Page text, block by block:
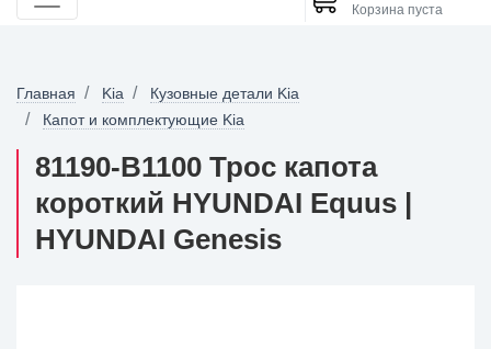
Корзина пуста
Главная Kia
Кузовные детали Kia
Капот и комплектующие Kia
81190-B1100 Трос капота
короткий HYUNDAI Equus |
HYUNDAI Genesis